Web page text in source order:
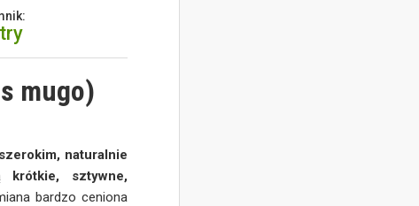
mugo)
naturalnie
krótkie, sztywne,
bardzo ceniona